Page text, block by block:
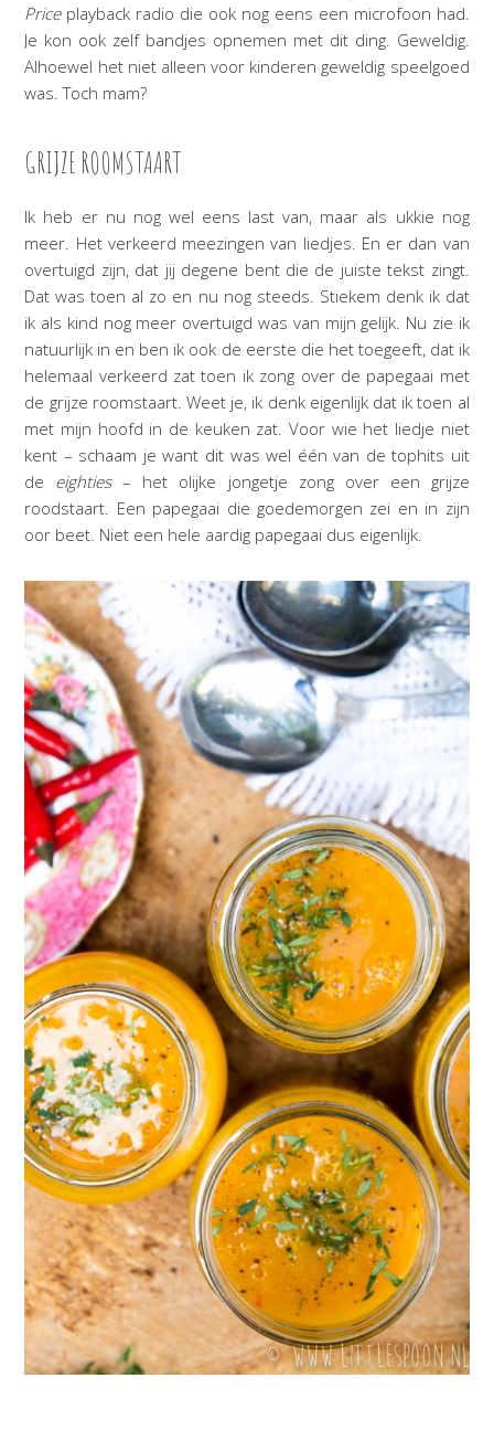
Priceplayback radio die ook nog eens een microfoon had.
Je kon ook zelf bandjes opnemen met dit ding. Geweldig.
Alhoewel het niet alleen voor kinderen geweldig speelgoed
was. Toch mam?
GRIJZE ROOMSTAART
Ik heb er nu nog wel eens last van, maar als ukkie nog
meer. Het verkeerd meezingen van liedjes. En er dan van
overtuigd zijn, dat jij degene bent die de juiste tekst zingt.
Dat was toen al zo en nu nog steeds. Stiekem denk ik dat
ik als kind nog meer overtuigd was van mijn gelijk. Nu zie ik
natuurlijk in en ben ik ook de eerste die het toegeeft, dat ik
helemaal verkeerd zat toen ik zong over de papegaai met
de grijze roomstaart. Weet je, ik denk eigenlijk dat ik toen al
met mijn hoofd in de keuken zat. Voor wie het liedje niet
kent – schaam je want dit was wel één van de tophits uit
de eighties– het olijke jongetje zong over een grijze
roodstaart. Een papegaai die goedemorgen zei en in zijn
oor beet. Niet een hele aardig papegaai dus eigenlijk.